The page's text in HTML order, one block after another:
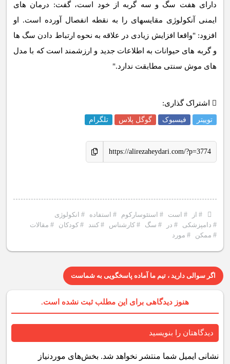
دارای هفت سگ و سه گربه از خود است، گفت: درمان های
ایمنی آنکولوژی مقایسهای را به نقطه انفصال آورده است. او
افزود: "واقعا افزایش زیادی در علاقه به نحوه ارتباط دادن سگ ها
و گربه های حیوانات به اطلاعات جدید و ارزشمند است که با مدل
های موش سنتی مطابقت ندارد."
اشتراک گذاری:
توییتر فیسبوک گوگل پلاس تلگرام
https://alirezaheydari.com/?p=3774
# از # است # استئوسارکوم # استفاده # انکولوژی
# دامپزشکی # در # سگ # کارشناس # کنند # کودکان # مقالات
# ممکن # مورد
اگر سوالی دارید ، تیم ما آماده پاسخگویی به شماست
هنوز دیدگاهی برای این مطلب ثبت نشده است.
دیدگاهتان را بنویسید
نشانی ایمیل شما منتشر نخواهد شد. بخش‌های موردنیاز